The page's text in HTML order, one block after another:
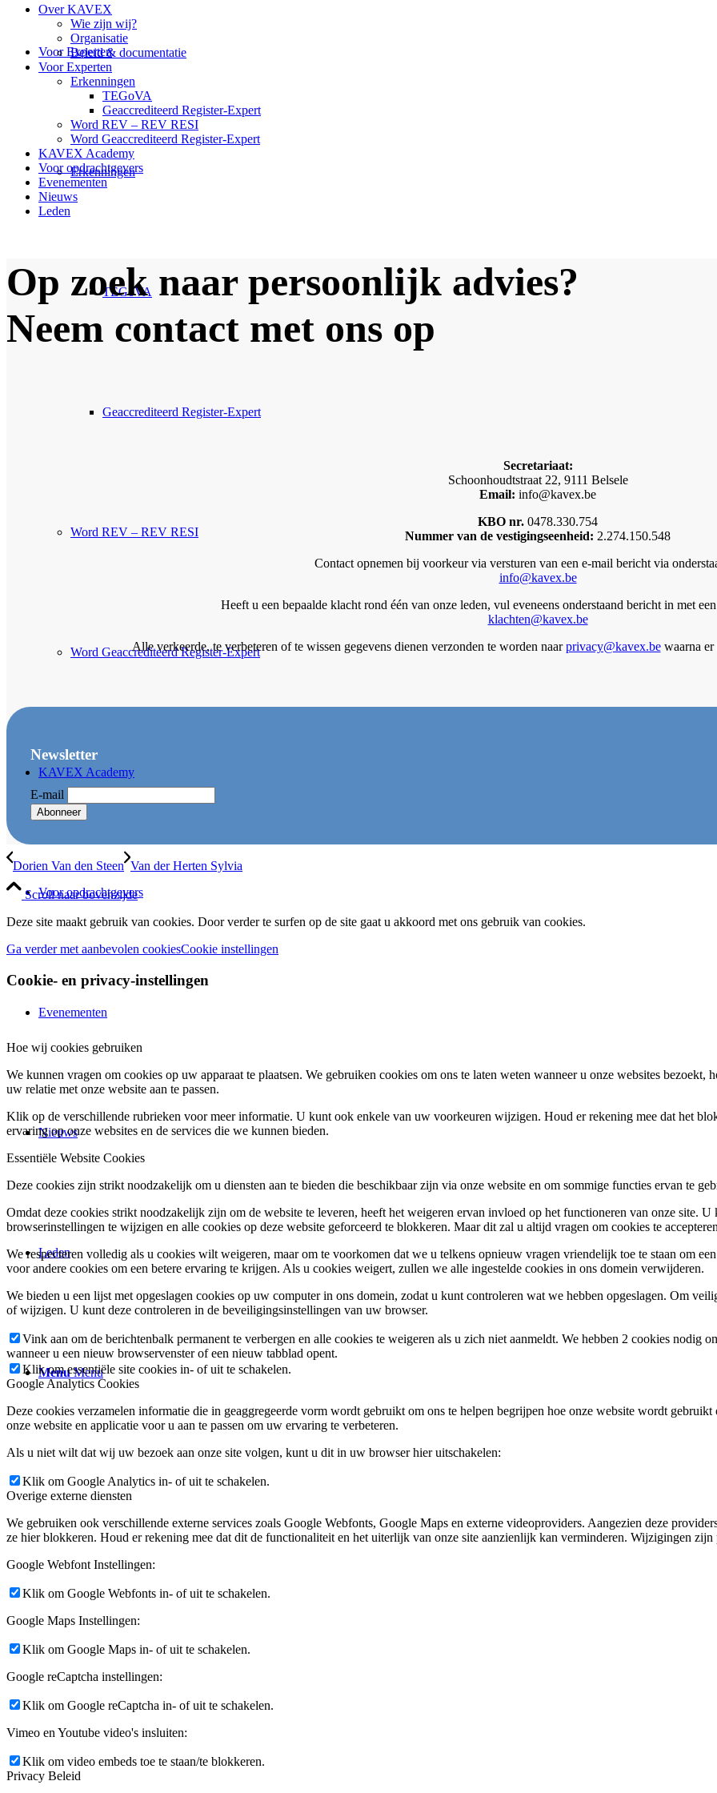
Voor Experten
Erkenningen
TEGoVA
Geaccrediteerd Register-Expert
Word REV – REV RESI
Word Geaccrediteerd Register-Expert
KAVEX Academy
Voor opdrachtgevers
Evenementen
Nieuws
Leden
Menu Menu
Over KAVEX
Wie zijn wij?
Organisatie
Beleid & documentatie
Voor Experten
Erkenningen
TEGoVA
Geaccrediteerd Register-Expert
Word REV – REV RESI
Word Geaccrediteerd Register-Expert
KAVEX Academy
Voor opdrachtgevers
Evenementen
Nieuws
Leden
Op zoek naar persoonlijk advies?
Neem contact met ons op
Secretariaat:
Schoonhoudtstraat 22, 9111 Belsele
Email: info@kavex.be
KBO nr. 0478.330.754
Nummer van de vestigingseenheid: 2.274.150.548
Contact opnemen bij voorkeur via versturen van een e-mail bericht via
info@kavex.be
Heeft u een bepaalde klacht rond één van onze leden, vul eveneens onderstaand bericht in met
klachten@kavex.be
Alle verkeerde, te verbeteren of te wissen gegevens dienen verzonden te worden naarprivacy@kavex.bewaarna er
Newsletter
E-mail
Dorien Van den Steen Van der Herten Sylvia
Scroll naar bovenzijde
Deze site maakt gebruik van cookies. Door verder te surfen op de site gaat u akkoord met ons gebruik van cookies.
Ga verder met aanbevolen cookiesCookie instellingen
Cookie- en privacy-instellingen
Hoe wij cookies gebruiken
We kunnen vragen om cookies op uw apparaat te plaatsen. We gebruiken cookies om ons te laten weten wanneer u onze websites
uw relatie met onze website aan te passen.
Klik op de verschillende rubrieken voor meer informatie. U kunt ook enkele van uw voorkeuren wijzigen. Houd er rekening mee dat het
ervaring op onze websites en de services die we kunnen bieden.
Essentiële Website Cookies
Deze cookies zijn strikt noodzakelijk om u diensten aan te bieden die beschikbaar zijn via onze website en om sommige functies ervan te
Omdat deze cookies strikt noodzakelijk zijn om de website te leveren, heeft het weigeren ervan invloed op het functioneren van onze site.
browserinstellingen te wijzigen en alle cookies op deze website geforceerd te blokkeren. Maar dit zal u altijd vragen om cookies te
We respecteren volledig als u cookies wilt weigeren, maar om te voorkomen dat we u telkens opnieuw vragen vriendelijk toe te staan om
voor andere cookies om een betere ervaring te krijgen. Als u cookies weigert, zullen we alle ingestelde cookies in ons domein verwijderen.
We bieden u een lijst met opgeslagen cookies op uw computer in ons domein, zodat u kunt controleren wat we hebben opgeslagen. Om
of wijzigen. U kunt deze controleren in de beveiligingsinstellingen van uw browser.
Vink aan om de berichtenbalk permanent te verbergen en alle cookies te weigeren als u zich niet aanmeldt. We hebben 2 cookies nodig
wanneer u een nieuw browservenster of een nieuw tabblad opent.
Klik om essentiële site cookies in- of uit te schakelen.
Google Analytics Cookies
Deze cookies verzamelen informatie die in geaggregeerde vorm wordt gebruikt om ons te helpen begrijpen hoe onze website wordt
onze website en applicatie voor u aan te passen om uw ervaring te verbeteren.
Als u niet wilt dat wij uw bezoek aan onze site volgen, kunt u dit in uw browser hier uitschakelen:
Klik om Google Analytics in- of uit te schakelen.
Overige externe diensten
We gebruiken ook verschillende externe services zoals Google Webfonts, Google Maps en externe videoproviders. Aangezien deze
ze hier blokkeren. Houd er rekening mee dat dit de functionaliteit en het uiterlijk van onze site aanzienlijk kan verminderen. Wijzigingen zijn
Google Webfont Instellingen:
Klik om Google Webfonts in- of uit te schakelen.
Google Maps Instellingen:
Klik om Google Maps in- of uit te schakelen.
Google reCaptcha instellingen:
Klik om Google reCaptcha in- of uit te schakelen.
Vimeo en Youtube video's insluiten:
Klik om video embeds toe te staan/te blokkeren.
Privacy Beleid